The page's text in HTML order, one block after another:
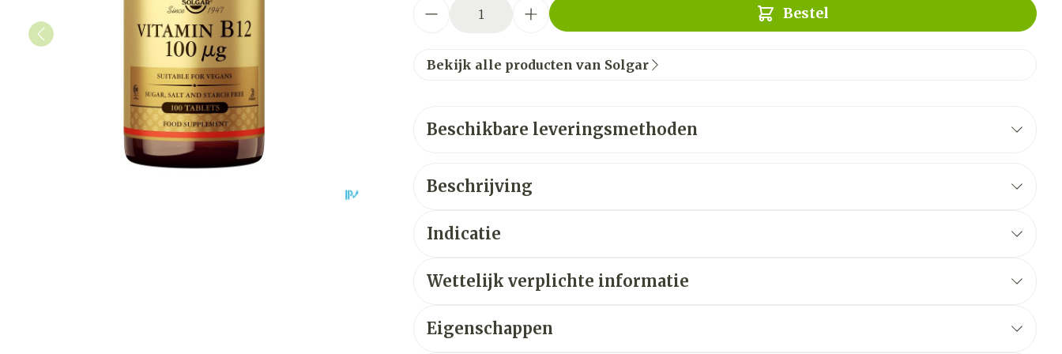
Bestel
Bekijk alle producten van Solgar
Beschikbare leveringsmethoden
Beschrijving
Indicatie
Wettelijk verplichte informatie
Eigenschappen